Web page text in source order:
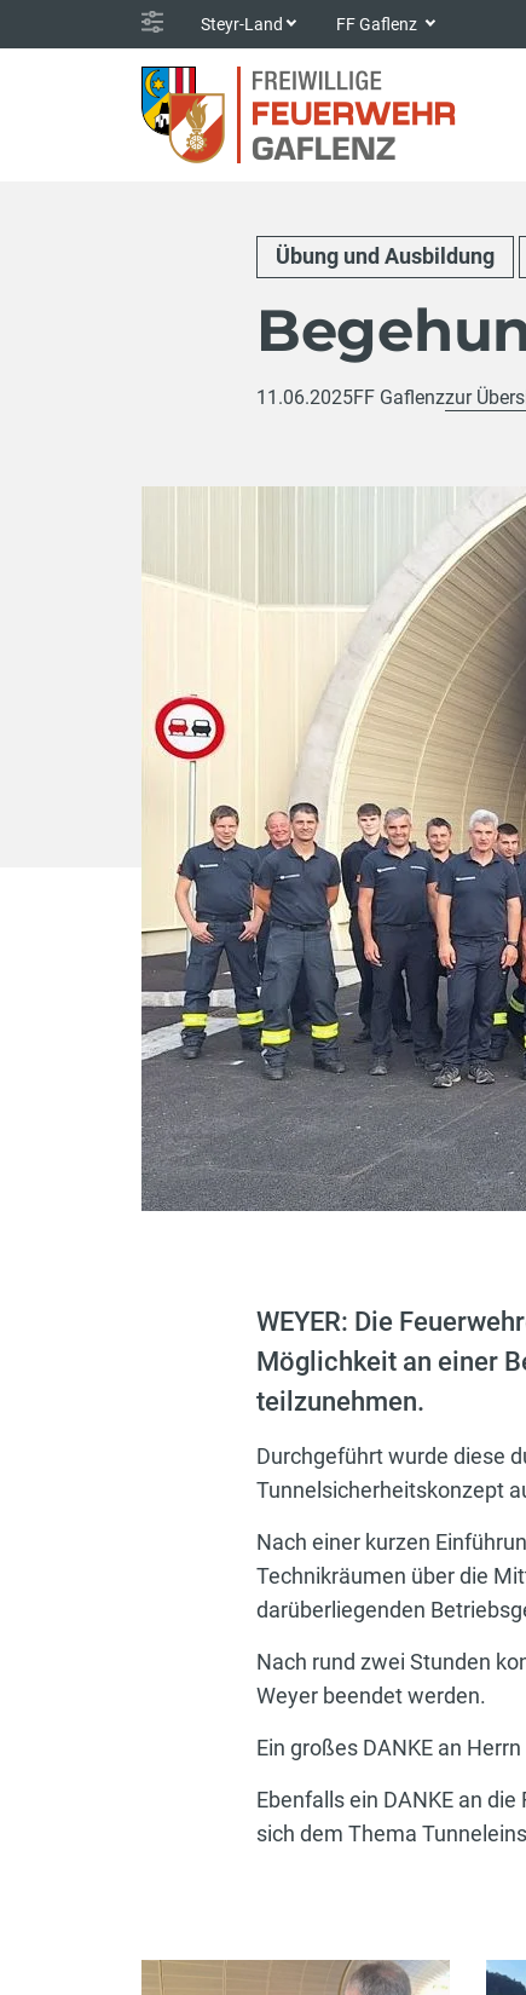
Steyr-Land FF Gaflenz
Übung und Ausbildung
11.06.2025FF Gaflenzzur
WEYER: Die
Möglichkeit an einer
teilzunehmen.
Durchgeführt wurde diese
Tunnelsicherheitskonzept
Nach einer kurzen
Technikräumen über die
darüberliegenden
Nach rund zwei Stunden
Weyer beendet werden.
Ein großes DANKE an
Ebenfalls ein DANKE an
sich dem Thema